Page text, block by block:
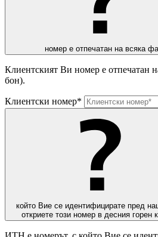
номер е отпечатан на всяка
Клиентският Ви номер е отпечатан
бон).
Клиентски номер*
който Вие се идентифицирате пред
откриете този номер в десния горен